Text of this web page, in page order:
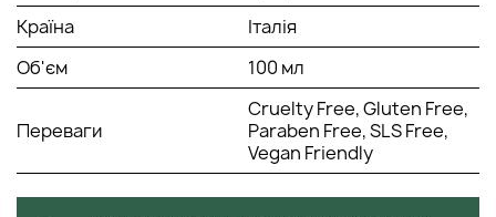
Країна
Італія
Об'єм
100 мл
Переваги
Cruelty Free, Gluten Free,
Paraben Free, SLS Free,
Vegan Friendly